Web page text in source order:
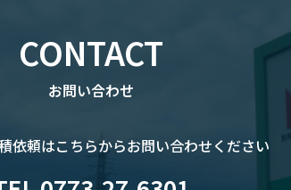
CONTACT
お問い合わせ
依頼はこちらからお問い合わせください